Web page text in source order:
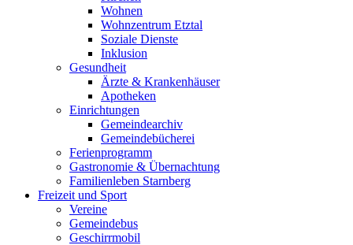
Wohnen
Wohnzentrum Etztal
Soziale Dienste
Inklusion
Gesundheit
Ärzte & Krankenhäuser
Apotheken
Einrichtungen
Gemeindearchiv
Gemeindebücherei
Ferienprogramm
Gastronomie & Übernachtung
Familienleben Starnberg
Freizeit und Sport
Vereine
Gemeindebus
Geschirrmobil